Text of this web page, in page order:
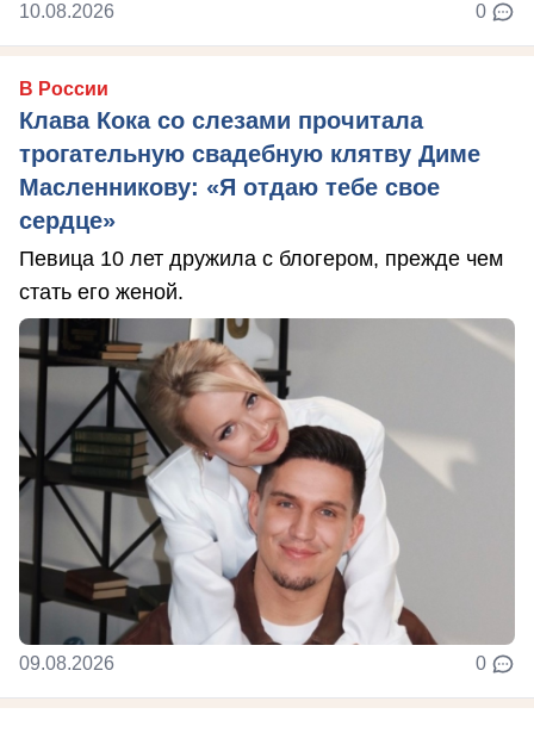
10.08.2026 0
В России
Клава Кока со слезами прочитала
трогательную свадебную клятву Диме
Масленникову: «Я отдаю тебе свое
сердце»
Певица 10 лет дружила с блогером, прежде чем
стать его женой.
09.08.2026 0